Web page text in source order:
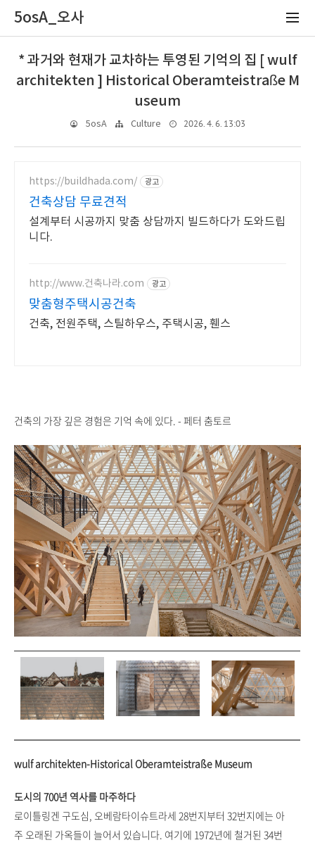
5osA_오사
* 과거와 현재가 교차하는 투영된 기억의 집 [ wulf
architekten ] Historical Oberamteistraße M
useum
5osA Culture 2026. 4. 6. 13:03
https://buildhada.com/ 광고
건축상담 무료견적
설계부터 시공까지 맞춤 상담까지 빌드하다가 도와드립
니다.
http://www.건축나라.com 광고
맞춤형주택시공건축
건축, 전원주택, 스틸하우스, 주택시공, 휀스
건축의 가장 깊은 경험은 기억 속에 있다. - 페터 춤토르
wulf architekten-Historical Oberamteistraße Museum
도시의 700년 역사를 마주하다
로이틀링겐 구도심, 오베람타이슈트라세 28번지부터 32번지에는 아
주 오래된 가옥들이 늘어서 있습니다. 여기에 1972년에 철거된 34번